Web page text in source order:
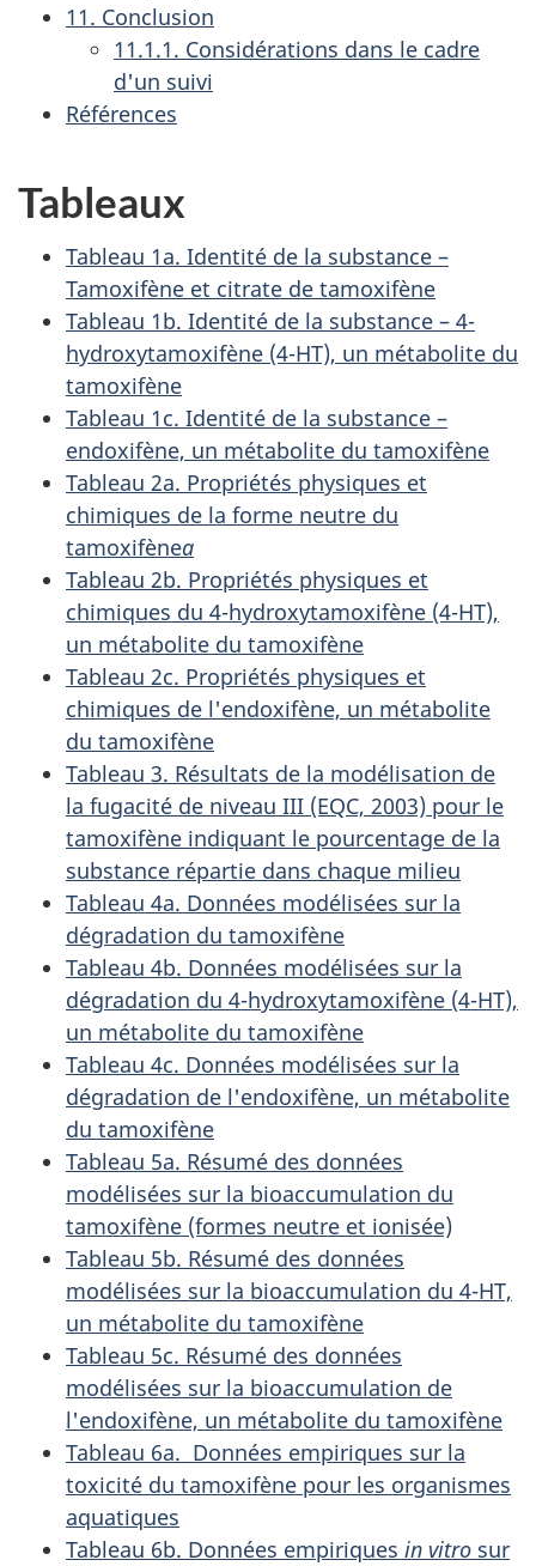
11. Conclusion
11.1.1. Considérations dans le cadre
d'un suivi
Références
Tableaux
Tableau 1a. Identité de la substance –
Tamoxifène et citrate de tamoxifène
Tableau 1b. Identité de la substance – 4-
hydroxytamoxifène (4-HT), un métabolite du
tamoxifène
Tableau 1c. Identité de la substance –
endoxifène, un métabolite du tamoxifène
Tableau 2a. Propriétés physiques et
chimiques de la forme neutre du
tamoxifènea
Tableau 2b. Propriétés physiques et
chimiques du 4-hydroxytamoxifène (4-HT),
un métabolite du tamoxifène
Tableau 2c. Propriétés physiques et
chimiques de l'endoxifène, un métabolite
du tamoxifène
Tableau 3. Résultats de la modélisation de
la fugacité de niveau III (EQC, 2003) pour le
tamoxifène indiquant le pourcentage de la
substance répartie dans chaque milieu
Tableau 4a. Données modélisées sur la
dégradation du tamoxifène
Tableau 4b. Données modélisées sur la
dégradation du 4-hydroxytamoxifène (4-HT),
un métabolite du tamoxifène
Tableau 4c. Données modélisées sur la
dégradation de l'endoxifène, un métabolite
du tamoxifène
Tableau 5a. Résumé des données
modélisées sur la bioaccumulation du
tamoxifène (formes neutre et ionisée)
Tableau 5b. Résumé des données
modélisées sur la bioaccumulation du 4-HT,
un métabolite du tamoxifène
Tableau 5c. Résumé des données
modélisées sur la bioaccumulation de
l'endoxifène, un métabolite du tamoxifène
Tableau 6a. Données empiriques sur la
toxicité du tamoxifène pour les organismes
aquatiques
Tableau 6b. Données empiriques in vitro sur